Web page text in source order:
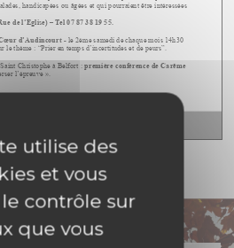
utilise des
et vous
contrôle sur
que vous